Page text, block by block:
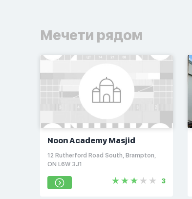
Мечети рядом
Noon Academy Masjid
12 Rutherford Road South, Brampton,
ON L6W 3J1
3